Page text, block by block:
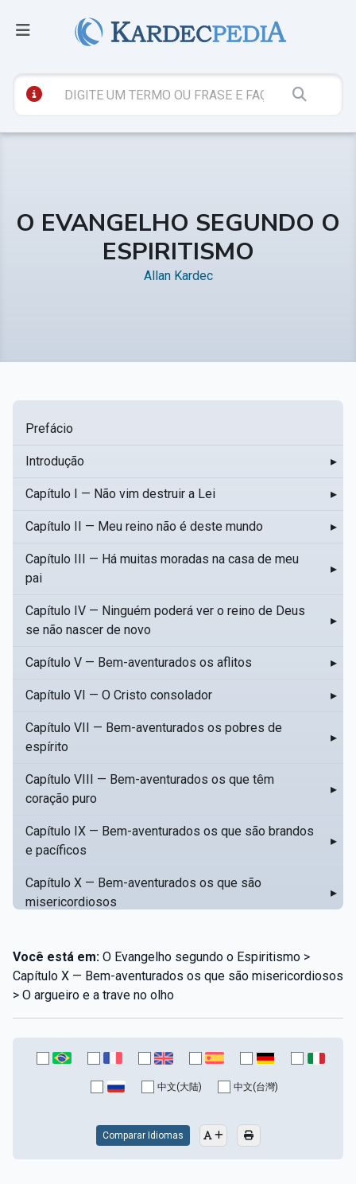
O EVANGELHO SEGUNDO O
ESPIRITISMO
Allan Kardec
Prefácio
Introdução ▸
Capítulo I — Não vim destruir a Lei ▸
Capítulo II — Meu reino não é deste mundo ▸
Capítulo III — Há muitas moradas na casa de meu
pai
▸
Capítulo IV — Ninguém poderá ver o reino de Deus
se não nascer de novo
▸
Capítulo V — Bem-aventurados os aflitos ▸
Capítulo VI — O Cristo consolador ▸
Capítulo VII — Bem-aventurados os pobres de
espírito
▸
Capítulo VIII — Bem-aventurados os que têm
coração puro
▸
Capítulo IX — Bem-aventurados os que são brandos
e pacíficos
▸
Capítulo X — Bem-aventurados os que são
misericordiosos
▸
Capítulo XII — Amai os vossos inimigos
Capítulo XIII — Não saiba a vossa mão esquerda o
que dê a vossa mão direita
Capítulo XIV — Honrai a vosso pai e a vossa mãe
Capítulo XV — Fora da caridade não há salvação
Você está em: O Evangelho segundo o Espiritismo >
Capítulo X — Bem-aventurados os que são misericordiosos
> O argueiro e a trave no olho
中文(大陆) 中文(台灣)
Comparar Idiomas